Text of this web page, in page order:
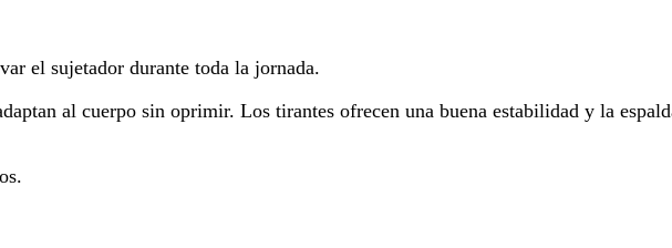
el sujetador durante toda la jornada.
al cuerpo sin oprimir. Los tirantes ofrecen una buena estabilidad y la